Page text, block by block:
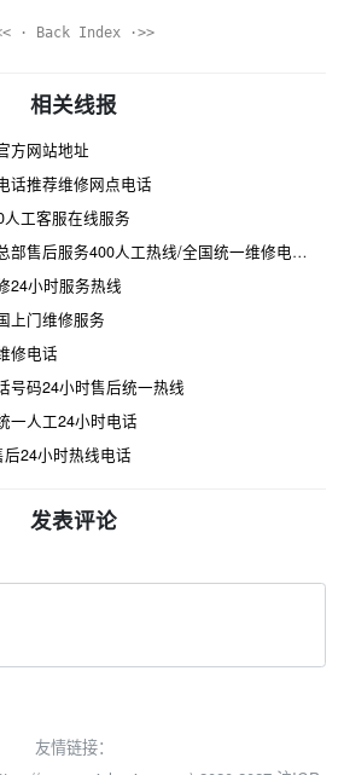
· Back Index ·>>
相关线报
方网站地址
话推荐维修网点电话
工客服在线服务
售后服务400人工热线/全国统一维修电话是多少
24小时服务热线
上门维修服务
修电话
号码24小时售后统一热线
一人工24小时电话
24小时热线电话
发表评论
友情链接：